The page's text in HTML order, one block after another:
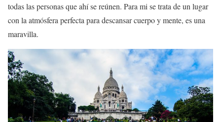
todas las personas que ahí se reúnen. Para mi se trata de un lugar
con la atmósfera perfecta para descansar cuerpo y mente, es una
maravilla.